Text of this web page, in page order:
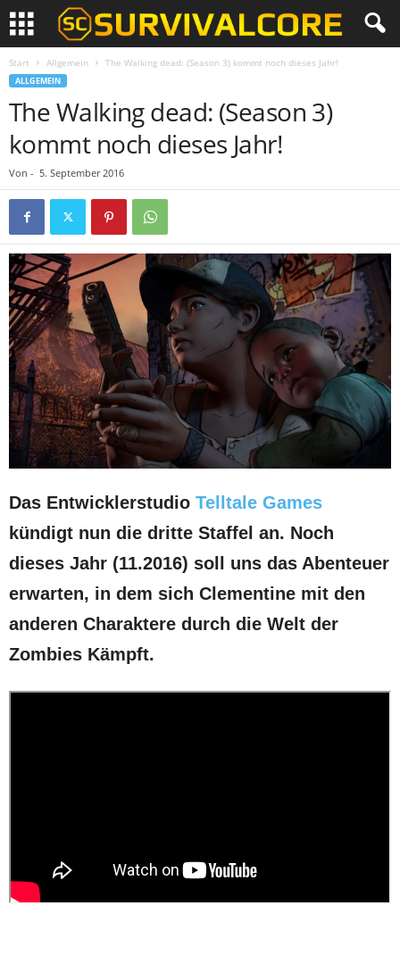
Start Allgemein The Walking dead: (Season 3) kommt noch dieses Jahr!
ALLGEMEIN
The Walking dead: (Season 3)
kommt noch dieses Jahr!
Von - 5. September 2016
Das Entwicklerstudio Telltale Games
kündigt nun die dritte Staffel an. Noch
dieses Jahr (11.2016) soll uns das Abenteuer
erwarten, in dem sich Clementine mit den
anderen Charaktere durch die Welt der
Zombies Kämpft.